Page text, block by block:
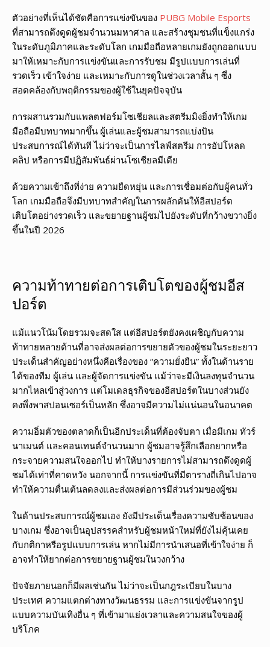
ตัวอย่างที่เห็นได้ชัดคือการแข่งขันของ PUBG Mobile Esports
ที่สามารถดึงดูดผู้ชมจำนวนมหาศาล และสร้างชุมชนที่แข็งแกร่ง
ในระดับภูมิภาคและระดับโลก เกมมือถือหลายเกมยังถูกออกแบบ
มาให้เหมาะกับการแข่งขันและการรับชม มีรูปแบบการเล่นที่
รวดเร็ว เข้าใจง่าย และเหมาะกับการดูในช่วงเวลาสั้น ๆ ซึ่ง
สอดคล้องกับพฤติกรรมของผู้ใช้ในยุคปัจจุบัน
การผสานรวมกับแพลตฟอร์มโซเชียลและสตรีมมิงยิ่งทำให้เกม
มือถือมีบทบาทมากขึ้น ผู้เล่นและผู้ชมสามารถแบ่งปัน
ประสบการณ์ได้ทันที ไม่ว่าจะเป็นการไลฟ์สตรีม การอัปโหลด
คลิป หรือการมีปฏิสัมพันธ์ผ่านโซเชียลมีเดีย
ด้วยความเข้าถึงที่ง่าย ความยืดหยุ่น และการเชื่อมต่อกับผู้คนทั่ว
โลก เกมมือถือจึงมีบทบาทสำคัญในการผลักดันให้อีสปอร์ต
เติบโตอย่างรวดเร็ว และขยายฐานผู้ชมไปยังระดับที่กว้างขวางยิ่ง
ขึ้นในปี 2026
ความท้าทายต่อการเติบโตของผู้ชมอีส
ปอร์ต
แม้แนวโน้มโดยรวมจะสดใส แต่อีสปอร์ตยังคงเผชิญกับความ
ท้าทายหลายด้านที่อาจส่งผลต่อการขยายตัวของผู้ชมในระยะยาว
ประเด็นสำคัญอย่างหนึ่งคือเรื่องของ “ความยั่งยืน” ทั้งในด้านราย
ได้ของทีม ผู้เล่น และผู้จัดการแข่งขัน แม้ว่าจะมีเงินลงทุนจำนวน
มากไหลเข้าสู่วงการ แต่โมเดลธุรกิจของอีสปอร์ตในบางส่วนยัง
คงพึ่งพาสปอนเซอร์เป็นหลัก ซึ่งอาจมีความไม่แน่นอนในอนาคต
ความอิ่มตัวของตลาดก็เป็นอีกประเด็นที่ต้องจับตา เมื่อมีเกม ทัวร์
นาเมนต์ และคอนเทนต์จำนวนมาก ผู้ชมอาจรู้สึกเลือกยากหรือ
กระจายความสนใจออกไป ทำให้บางรายการไม่สามารถดึงดูดผู้
ชมได้เท่าที่คาดหวัง นอกจากนี้ การแข่งขันที่มีตารางถี่เกินไปอาจ
ทำให้ความตื่นเต้นลดลงและส่งผลต่อการมีส่วนร่วมของผู้ชม
ในด้านประสบการณ์ผู้ชมเอง ยังมีประเด็นเรื่องความซับซ้อนของ
บางเกม ซึ่งอาจเป็นอุปสรรคสำหรับผู้ชมหน้าใหม่ที่ยังไม่คุ้นเคย
กับกติกาหรือรูปแบบการเล่น หากไม่มีการนำเสนอที่เข้าใจง่าย ก็
อาจทำให้ยากต่อการขยายฐานผู้ชมในวงกว้าง
ปัจจัยภายนอกก็มีผลเช่นกัน ไม่ว่าจะเป็นกฎระเบียบในบาง
ประเทศ ความแตกต่างทางวัฒนธรรม และการแข่งขันจากรูป
แบบความบันเทิงอื่น ๆ ที่เข้ามาแย่งเวลาและความสนใจของผู้
บริโภค